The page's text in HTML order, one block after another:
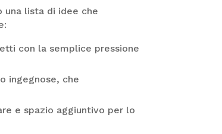
una lista di idee che
con la semplice pressione
ingegnose, che
e spazio aggiuntivo per lo